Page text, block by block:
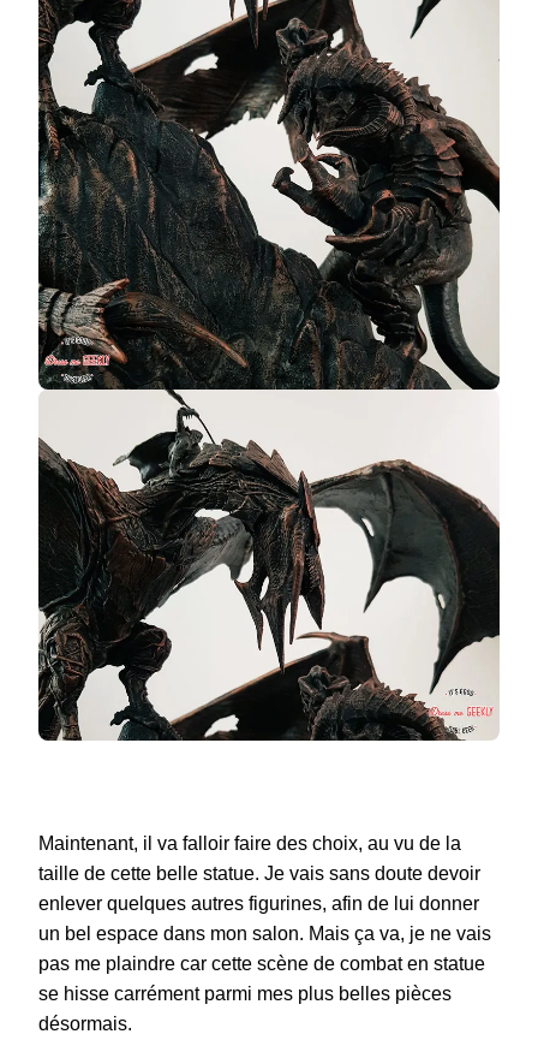
Maintenant, il va falloir faire des choix, au vu de la
taille de cette belle statue. Je vais sans doute devoir
enlever quelques autres figurines, afin de lui donner
un bel espace dans mon salon. Mais ça va, je ne vais
pas me plaindre car cette scène de combat en statue
se hisse carrément parmi mes plus belles pièces
désormais.